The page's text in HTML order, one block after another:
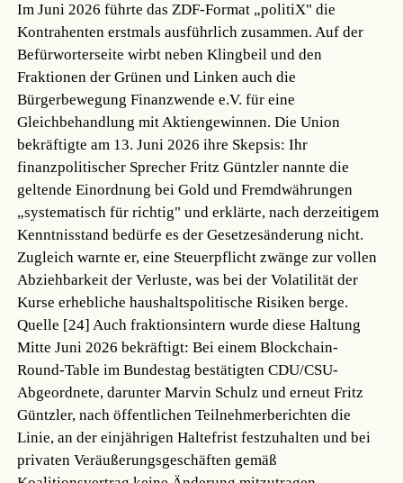
Im Juni 2026 führte das ZDF-Format „politiX" die
Kontrahenten erstmals ausführlich zusammen. Auf der
Befürworterseite wirbt neben Klingbeil und den
Fraktionen der Grünen und Linken auch die
Bürgerbewegung Finanzwende e.V. für eine
Gleichbehandlung mit Aktiengewinnen. Die Union
bekräftigte am 13. Juni 2026 ihre Skepsis: Ihr
finanzpolitischer Sprecher Fritz Güntzler nannte die
geltende Einordnung bei Gold und Fremdwährungen
„systematisch für richtig" und erklärte, nach derzeitigem
Kenntnisstand bedürfe es der Gesetzesänderung nicht.
Zugleich warnte er, eine Steuerpflicht zwänge zur vollen
Abziehbarkeit der Verluste, was bei der Volatilität der
Kurse erhebliche haushaltspolitische Risiken berge.
Quelle [24] Auch fraktionsintern wurde diese Haltung
Mitte Juni 2026 bekräftigt: Bei einem Blockchain-
Round-Table im Bundestag bestätigten CDU/CSU-
Abgeordnete, darunter Marvin Schulz und erneut Fritz
Güntzler, nach öffentlichen Teilnehmerberichten die
Linie, an der einjährigen Haltefrist festzuhalten und bei
privaten Veräußerungsgeschäften gemäß